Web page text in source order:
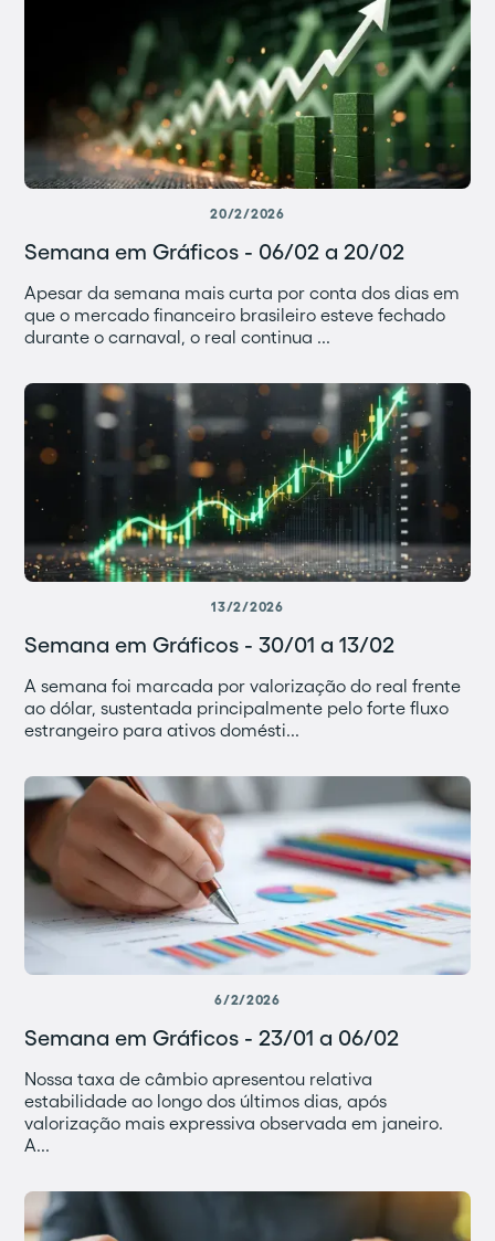
20/2/2026
Semana em Gráficos - 06/02 a 20/02
Apesar da semana mais curta por conta dos dias em
que o mercado financeiro brasileiro esteve fechado
durante o carnaval, o real continua ...
13/2/2026
Semana em Gráficos - 30/01 a 13/02
A semana foi marcada por valorização do real frente
ao dólar, sustentada principalmente pelo forte fluxo
estrangeiro para ativos domésti...
6/2/2026
Semana em Gráficos - 23/01 a 06/02
Nossa taxa de câmbio apresentou relativa
estabilidade ao longo dos últimos dias, após
valorização mais expressiva observada em janeiro.
A...